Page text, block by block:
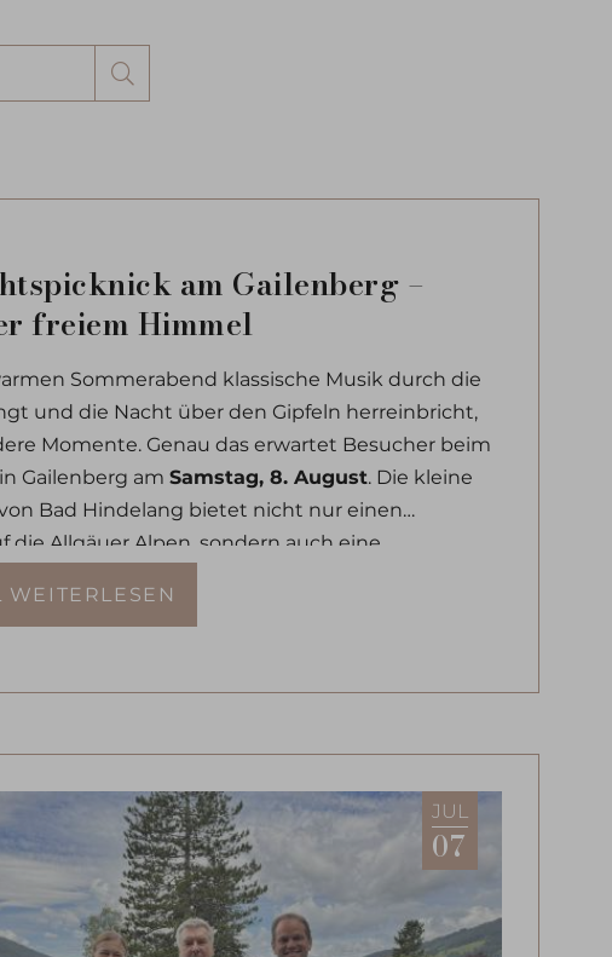
am Gailenberg –
freiem Himmel
Sommerabend klassische Musik durch die
und die Nacht über den Gipfeln herreinbricht,
Momente. Genau das erwartet Besucher beim
Gailenberg am Samstag, 8. August. Die kleine
Bad Hindelang bietet nicht nur einen
die Allgäuer Alpen, sondern auch eine
WEITERLESEN
JUL
07